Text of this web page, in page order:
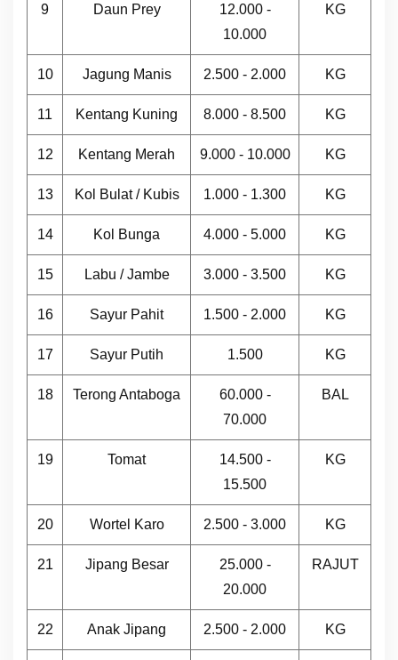
9 Daun Prey
12.000 -
10.000
KG
10 Jagung Manis 2.500 - 2.000 KG
11 Kentang Kuning 8.000 - 8.500 KG
12 Kentang Merah 9.000 - 10.000 KG
13 Kol Bulat / Kubis 1.000 - 1.300 KG
14 Kol Bunga 4.000 - 5.000 KG
15 Labu / Jambe 3.000 - 3.500 KG
16 Sayur Pahit 1.500 - 2.000 KG
17 Sayur Putih 1.500 KG
18 Terong Antaboga
60.000 -
70.000
BAL
19 Tomat
14.500 -
15.500
KG
20 Wortel Karo 2.500 - 3.000 KG
21 Jipang Besar
25.000 -
20.000
RAJUT
22 Anak Jipang 2.500 - 2.000 KG